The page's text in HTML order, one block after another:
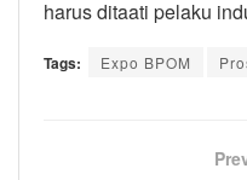
harus ditaati pelaku
Tags: Expo BPOM